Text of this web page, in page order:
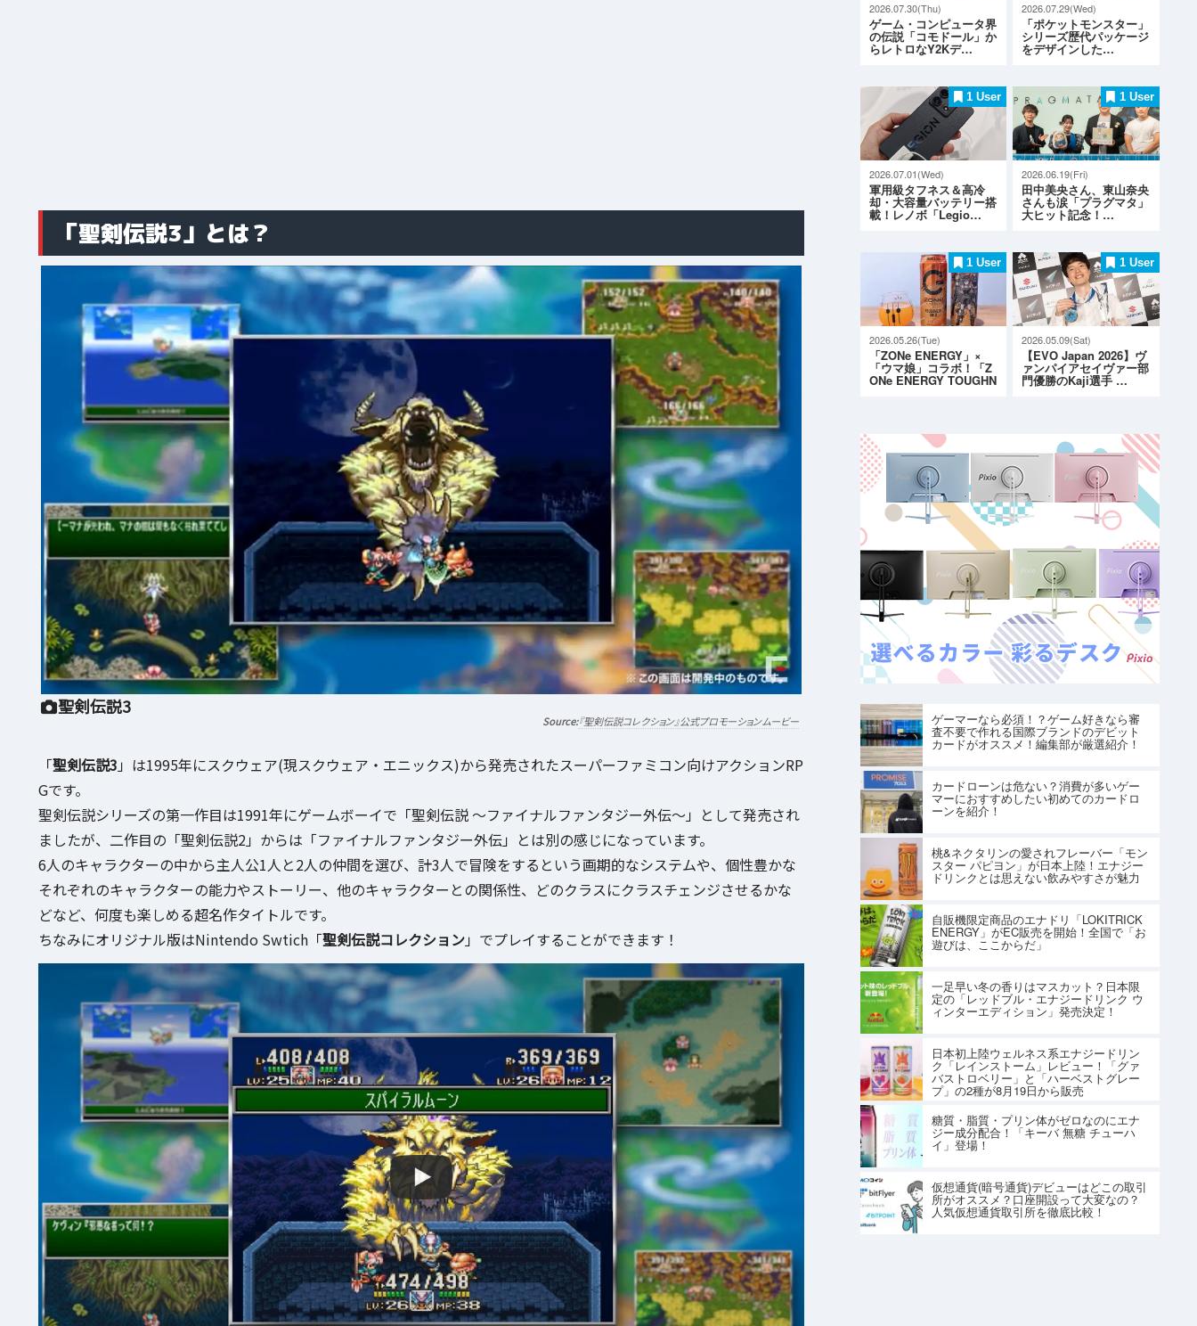
「聖剣伝説3」とは？
聖剣伝説3
『聖剣伝説コレクション』公式プロモーションムービー
「聖剣伝説3 」は1995年にスクウェア(現スクウェア・エニックス)から発売されたスーパーファミコン向けアクションRP
Gです。
聖剣伝説シリーズの第一作目は1991年にゲームボーイで「聖剣伝説 〜ファイナルファンタジー外伝〜」として発売され
ましたが、二作目の「聖剣伝説2」からは「ファイナルファンタジー外伝」とは別の感じになっています。
6人のキャラクターの中から主人公1人と2人の仲間を選び、計3人で冒険をするという画期的なシステムや、個性豊かな
それぞれのキャラクターの能力やストーリー、他のキャラクターとの関係性、どのクラスにクラスチェンジさせるかな
どなど、何度も楽しめる超名作タイトルです。
ちなみにオリジナル版はNintendo Swtich「聖剣伝説コレクション」でプレイすることができます！
2026.07.30(Thu)
ゲーム・コンピュータ界
の伝説「コモドール」か
らレトロなY2Kデ…
2026.07.29(Wed)
「ポケットモンスター」
シリーズ歴代パッケージ
をデザインした…
1 User
2026.07.01(Wed)
軍用級タフネス＆高冷
却・大容量バッテリー搭
載！レノボ「Legio…
1 User
2026.06.19(Fri)
田中美央さん、東山奈央
さんも涙「プラグマタ」
大ヒット記念！…
1 User
2026.05.26(Tue)
「ZONe ENERGY」×
「ウマ娘」コラボ！「Z
ONe ENERGY TOUGHN
1 User
2026.05.09(Sat)
【EVO Japan 2026】ヴ
ァンパイアセイヴァー部
門優勝のKaji選手 …
ゲーマーなら必須！？ゲーム好きなら審
査不要で作れる国際ブランドのデビット
カードがオススメ！編集部が厳選紹介！
カードローンは危ない？消費が多いゲー
マーにおすすめしたい初めてのカードロ
ーンを紹介！
桃&ネクタリンの愛されフレーバー「モン
スター パピヨン」が日本上陸！エナジー
ドリンクとは思えない飲みやすさが魅力
自販機限定商品のエナドリ「LOKITRICK
ENERGY」がEC販売を開始！全国で「お
遊びは、ここからだ」
一足早い冬の香りはマスカット？日本限
定の「レッドブル・エナジードリンク ウ
ィンターエディション」発売決定！
日本初上陸ウェルネス系エナジードリン
ク「レインストーム」レビュー！「グァ
バストロベリー」と「ハーベストグレー
プ」の2種が8月19日から販売
糖質・脂質・プリン体がゼロなのにエナ
ジー成分配合！「キーバ 無糖 チューハ
イ」登場！
仮想通貨(暗号通貨)デビューはどこの取引
所がオススメ？口座開設って大変なの？
人気仮想通貨取引所を徹底比較！